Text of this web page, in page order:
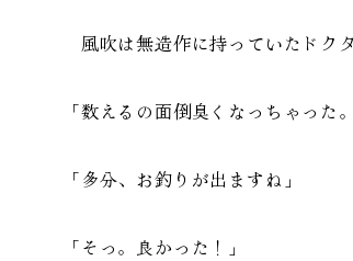
風吹は無造作に持っていたドク
「数えるの面倒臭くなっちゃった
「多分、お釣りが出ますね」
「そっ。良かった！」